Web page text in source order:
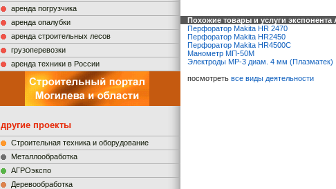
аренда погрузчика
аренда опалубки
аренда строительных лесов
грузоперевозки
аренда техники в России
другие проекты
Строительная техника и оборудование
Металлообработка
АГРОэкспо
Деревообработка
Похожие товары и услуги экспонента
Перфоратор Makita HR 2470
Перфоратор Makita HR2450
Перфоратор Makita HR4500С
Манометр МП-50М
Электроды МР-3 диам. 4 мм (Плазматек)
посмотреть все виды деятельности